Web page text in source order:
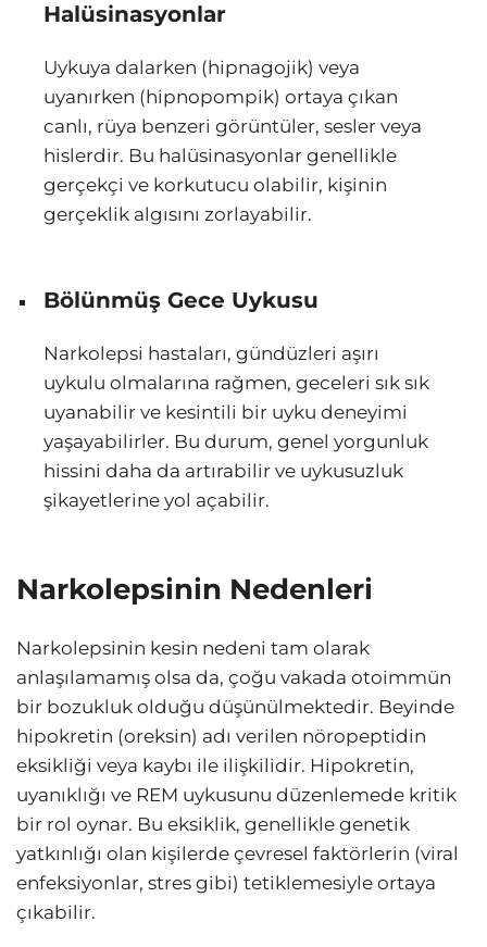
Halüsinasyonlar
Uykuya dalarken (hipnagojik) veya
uyanırken (hipnopompik) ortaya çıkan
canlı, rüya benzeri görüntüler, sesler veya
hislerdir. Bu halüsinasyonlar genellikle
gerçekçi ve korkutucu olabilir, kişinin
gerçeklik algısını zorlayabilir.
Bölünmüş Gece Uykusu
Narkolepsi hastaları, gündüzleri aşırı
uykulu olmalarına rağmen, geceleri sık sık
uyanabilir ve kesintili bir uyku deneyimi
yaşayabilirler. Bu durum, genel yorgunluk
hissini daha da artırabilir ve uykusuzluk
şikayetlerine yol açabilir.
Narkolepsinin Nedenleri
Narkolepsinin kesin nedeni tam olarak
anlaşılamamış olsa da, çoğu vakada otoimmün
bir bozukluk olduğu düşünülmektedir. Beyinde
hipokretin (oreksin) adı verilen nöropeptidin
eksikliği veya kaybı ile ilişkilidir. Hipokretin,
uyanıklığı ve REM uykusunu düzenlemede kritik
bir rol oynar. Bu eksiklik, genellikle genetik
yatkınlığı olan kişilerde çevresel faktörlerin (viral
enfeksiyonlar, stres gibi) tetiklemesiyle ortaya
çıkabilir.